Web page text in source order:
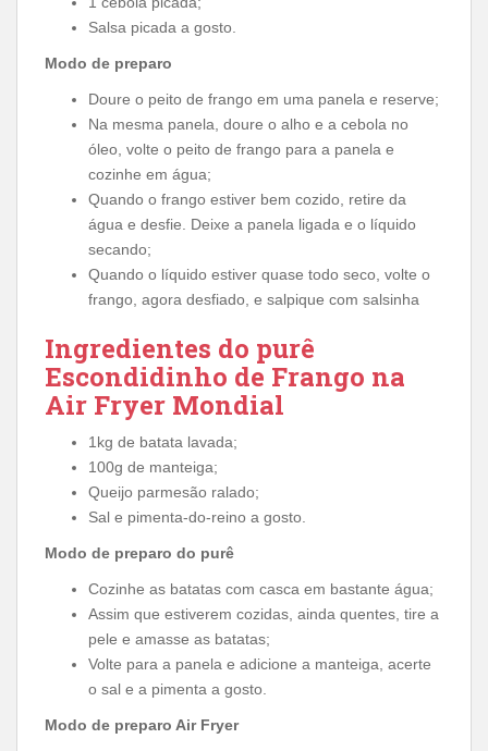
Salsa picada a gosto.
Modo de preparo
Doure o peito de frango em uma panela e reserve;
Na mesma panela, doure o alho e a cebola no
óleo, volte o peito de frango para a panela e
cozinhe em água;
Quando o frango estiver bem cozido, retire da
água e desfie. Deixe a panela ligada e o líquido
secando;
Quando o líquido estiver quase todo seco, volte o
frango, agora desfiado, e salpique com salsinha
Ingredientes do purê
Escondidinho de Frango na
Air Fryer Mondial
1kg de batata lavada;
100g de manteiga;
Queijo parmesão ralado;
Sal e pimenta-do-reino a gosto.
Modo de preparo do purê
Cozinhe as batatas com casca em bastante água;
Assim que estiverem cozidas, ainda quentes, tire a
pele e amasse as batatas;
Volte para a panela e adicione a manteiga, acerte
o sal e a pimenta a gosto.
Modo de preparo Air Fryer